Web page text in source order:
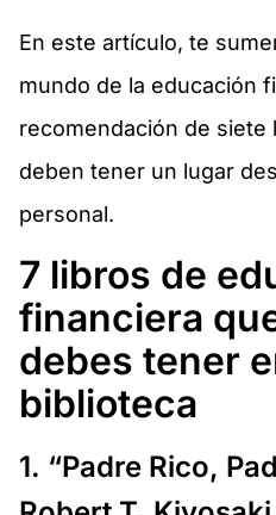
En este artículo, te
mundo de la educación
recomendación de siete
deben tener un lugar
personal.
7 libros de
financiera
debes tener
biblioteca
1. “Padre Rico,